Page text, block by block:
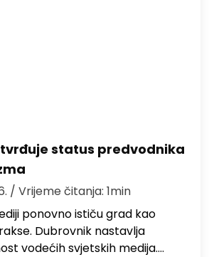
status predvodnika
/ Vrijeme čitanja: 1min
ponovno ističu grad kao
Dubrovnik nastavlja
vodećih svjetskih medija.…